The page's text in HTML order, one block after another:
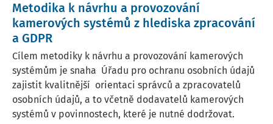
Metodika k návrhu a provozování
kamerových systémů z hlediska zpracování
a GDPR
Cílem metodiky k návrhu a provozování kamerových
systémům je snaha Úřadu pro ochranu osobních údajů
zajistit kvalitnější orientaci správců a zpracovatelů
osobních údajů, a to včetně dodavatelů kamerových
systémů v povinnostech, které je nutné dodržovat.